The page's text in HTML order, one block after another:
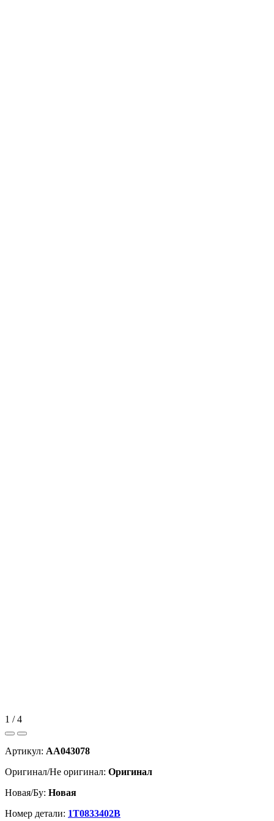
1 / 4
Артикул: AA043078
Оригинал/Не оригинал: Оригинал
Новая/Бу: Новая
Номер детали: 1T0833402B